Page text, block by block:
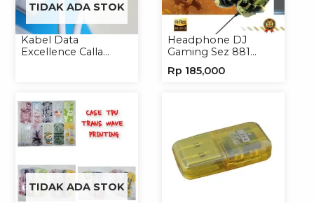
TIDAK ADA STOK
Kabel Data
Excellence Calla
Headphone DJ
Gaming Sez 881
Headset
Rp 185,000
TIDAK ADA STOK